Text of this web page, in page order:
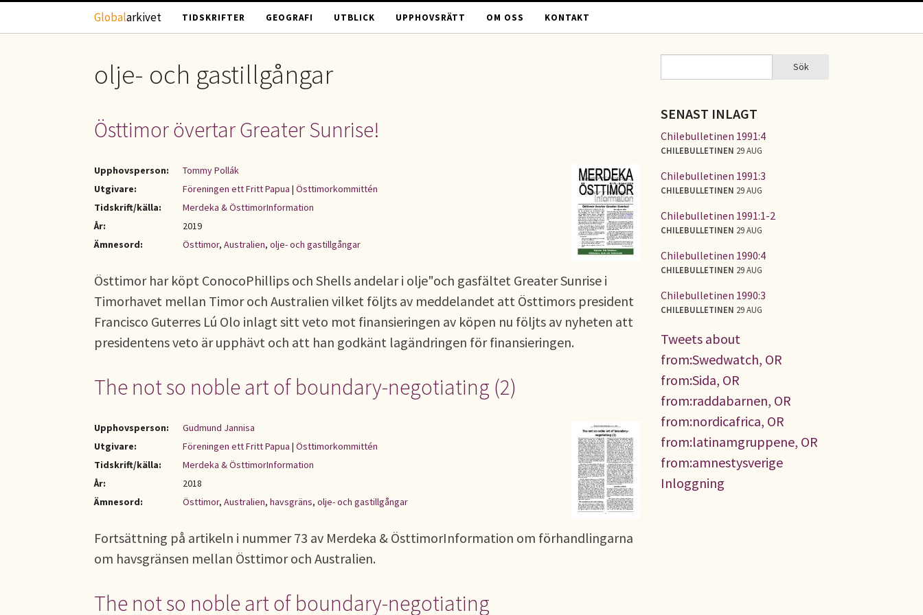
Hoppa till huvudinnehåll
Globalarkivet TIDSKRIFTER GEOGRAFI UTBLICK UPPHOVSRÄTT OM OSS KONTAKT
olje- och gastillgångar
Östtimor övertar Greater Sunrise!
Upphovsperson:
Tommy Pollák
Utgivare:
Föreningen ett Fritt Papua | Östtimorkommittén
Tidskrift/källa:
Merdeka & ÖsttimorInformation
År:
2019
Ämnesord:
Östtimor, Australien, olje- och gastillgångar
Östtimor har köpt ConocoPhillips och Shells andelar i olje"och gasfältet Greater Sunrise i
Timorhavet mellan Timor och Australien vilket följts av meddelandet att Östtimors president
Francisco Guterres Lú Olo inlagt sitt veto mot finansieringen av köpen nu följts av nyheten att
presidentens veto är upphävt och att han godkänt lagändringen för finansieringen.
The not so noble art of boundary-negotiating (2)
Upphovsperson:
Gudmund Jannisa
Utgivare:
Föreningen ett Fritt Papua | Östtimorkommittén
Tidskrift/källa:
Merdeka & ÖsttimorInformation
År:
2018
Ämnesord:
Östtimor, Australien, havsgräns, olje- och gastillgångar
Fortsättning på artikeln i nummer 73 av Merdeka & ÖsttimorInformation om förhandlingarna
om havsgränsen mellan Östtimor och Australien.
The not so noble art of boundary-negotiating
SÖKFORMULÄR Sök
SENAST INLAGT
Chilebulletinen 1991:4
CHILEBULLETINEN 29 AUG
Chilebulletinen 1991:3
CHILEBULLETINEN 29 AUG
Chilebulletinen 1991:1-2
CHILEBULLETINEN 29 AUG
Chilebulletinen 1990:4
CHILEBULLETINEN 29 AUG
Chilebulletinen 1990:3
CHILEBULLETINEN 29 AUG
Tweets about
from:Swedwatch, OR
from:Sida, OR
from:raddabarnen, OR
from:nordicafrica, OR
from:latinamgruppene, OR
from:amnestysverige
Inloggning